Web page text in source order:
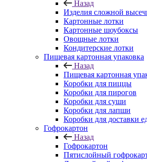
Назад
Изделия сложной
Картонные лотки
Картонные шоубоксы
Овощные лотки
Кондитерские лотки
Пищевая картонная упаковка
Назад
Пищевая картонная
Коробки для пиццы
Коробки для пирогов
Коробки для суши
Коробки для лапши
Коробки для доставки
Гофрокартон
Назад
Гофрокартон
Пятислойный